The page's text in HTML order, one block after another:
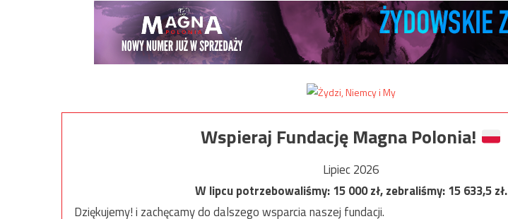
Wspieraj Fundację Magna Polonia!
Lipiec 2026
W lipcu potrzebowaliśmy:15 000zł, zebraliśmy:15 633,5zł.
Dziękujemy! i zachęcamy do dalszego wsparcia naszej fundacji.